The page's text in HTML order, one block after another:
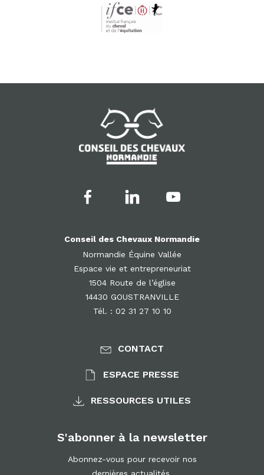
Conseil des Chevaux Normandie
Normandie Équine Vallée
Espace vie et entrepreneuriat
1504 Route de l’église
14430 GOUSTRANVILLE
Tél. : 02 31 27 10 10
CONTACT
ESPACE PRESSE
RESSOURCES UTILES
S'abonner à la newsletter
Abonnez-vous pour recevoir nos
dernières actualités.